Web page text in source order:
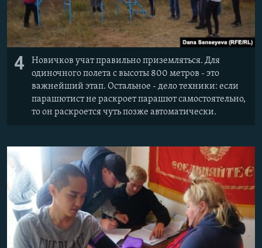
4
Новичков учат правильно приземляться. Для
одиночного полета с высоты 800 метров - это
важнейший этап. Остальное - дело техники: если
парашютист не раскроет парашют самостоятельно,
то он раскроется чуть позже автоматически.